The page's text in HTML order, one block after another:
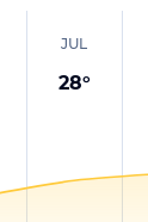
JUL
28°